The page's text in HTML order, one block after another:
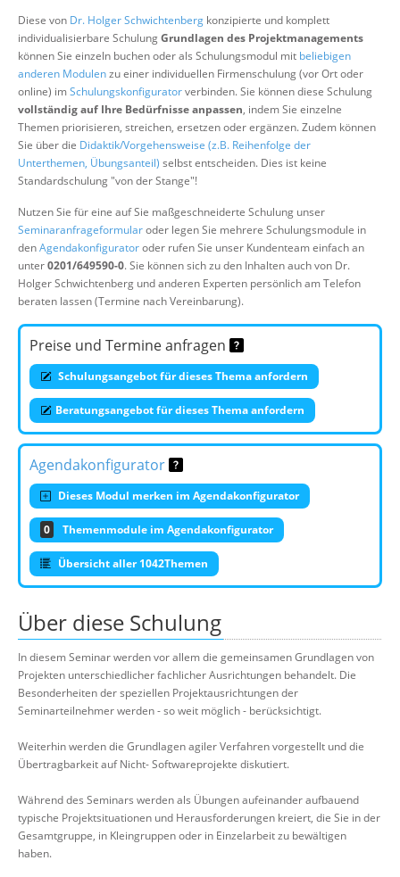
Suche
Diese von Dr. Holger Schwichtenberg konzipierte und komplett
individualisierbare SchulungGrundlagen des Projektmanagements
können Sie einzeln buchen oder als Schulungsmodul mit beliebigen
anderen Modulenzu einer individuellen Firmenschulung (vor Ort oder
online) imSchulungskonfiguratorverbinden. Sie können diese Schulung
vollständig auf Ihre Bedürfnisse anpassen, indem Sie einzelne
Themen priorisieren, streichen, ersetzen oder ergänzen. Zudem können
Sie über die Didaktik/Vorgehensweise (z.B. Reihenfolge der
Unterthemen, Übungsanteil) selbst entscheiden. Dies ist keine
Standardschulung "von der Stange"!
Nutzen Sie für eine auf Sie maßgeschneiderte Schulung unser
Seminaranfrageformularoder legen Sie mehrere Schulungsmodule in
denAgendakonfiguratoroder rufen Sie unser Kundenteam einfach an
unter0201/649590-0. Sie können sich zu den Inhalten auch von Dr.
Holger Schwichtenberg und anderen Experten persönlich am Telefon
beraten lassen (Termine nach Vereinbarung).
Preise und Termine anfragen
Schulungsangebot für dieses Thema anfordern
Beratungsangebot für dieses Thema anfordern
Agendakonfigurator
Dieses Modul merken im Agendakonfigurator
0 Themenmodule im Agendakonfigurator
Übersicht aller 1042Themen
Über diese Schulung
In diesem Seminar werden vor allem die gemeinsamen Grundlagen von
Projekten unterschiedlicher fachlicher Ausrichtungen behandelt. Die
Besonderheiten der speziellen Projektausrichtungen der
Seminarteilnehmer werden - so weit möglich - berücksichtigt.
Weiterhin werden die Grundlagen agiler Verfahren vorgestellt und die
Übertragbarkeit auf Nicht- Softwareprojekte diskutiert.
Während des Seminars werden als Übungen aufeinander aufbauend
typische Projektsituationen und Herausforderungen kreiert, die Sie in der
Gesamtgruppe, in Kleingruppen oder in Einzelarbeit zu bewältigen
haben.